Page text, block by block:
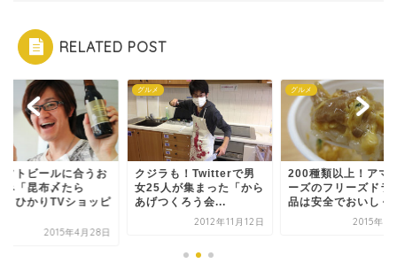
RELATED POST
フトビールに合うお
み「昆布〆たら
、ひかりTVショッピ
2015年4月28日
グルメ
クジラも！Twitterで男
女25人が集まった「から
あげつくろう会...
2012年11月12日
グルメ
200種類以上！アマ
ーズのフリーズドラ
品は安全でおいしく
2015年3